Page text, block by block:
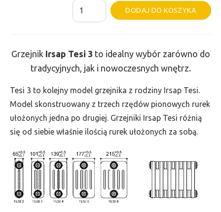
ilość
Grzejnik
-
wys.
200,
szer.
405,
183
DODAJ DO KOSZYKA
Grzejnik Irsap Tesi 3 to idealny wybór zarówno do
tradycyjnych, jak i nowoczesnych wnętrz.
Tesi 3 to kolejny model grzejnika z rodziny Irsap Tesi.
Model skonstruowany z trzech rzędów pionowych rurek
ułożonych jedna po drugiej. Grzejniki Irsap Tesi różnią
się od siebie właśnie ilością rurek ułożonych za sobą.